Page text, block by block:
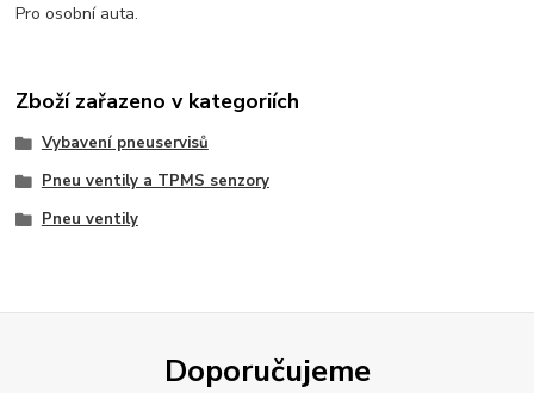
Pro osobní auta.
Zboží zařazeno v kategoriích
Vybavení pneuservisů
Pneu ventily a TPMS senzory
Pneu ventily
Doporučujeme